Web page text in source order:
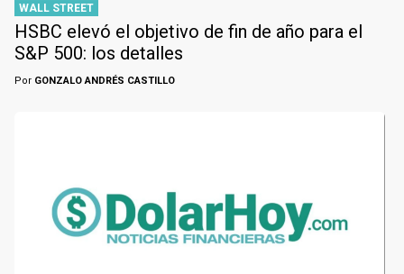
WALL STREET
HSBC elevó el objetivo de fin de año para el
S&P 500: los detalles
Por GONZALO ANDRÉS CASTILLO